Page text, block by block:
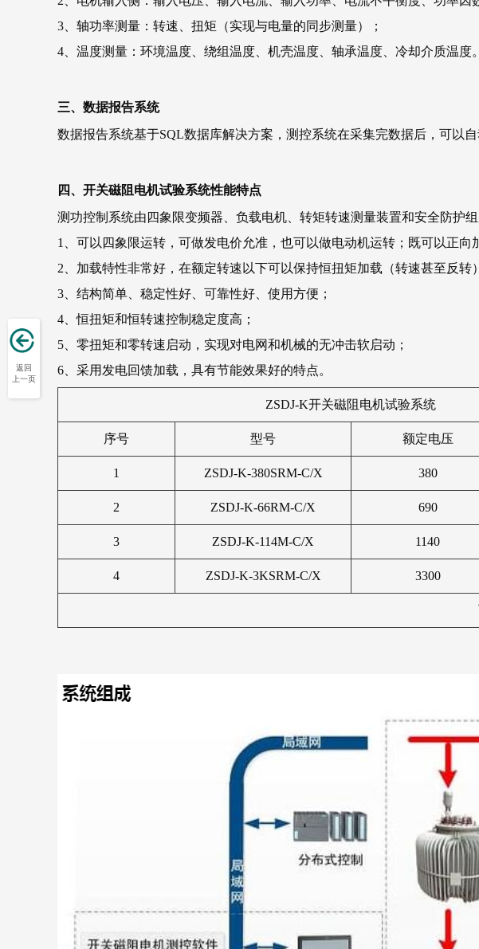
3、轴功率测量：转速、扭矩（实现与电量的同步测量）；
4、温度测量：环境温度、绕组温度、机壳温度、轴承温度、冷却介质温度。
三、数据报告系统
数据报告系统基于SQL数据库解决方案，测控系统在采集完数据后，可以
四、开关磁阻电机试验系统性能特点
测功控制系统由四象限变频器、负载电机、转矩转速测量装置和安全防护组
1、可以四象限运转，可做发电价允准，也可以做电动机运转；既可以正向
2、加载特性非常好，在额定转速以下可以保持恒扭矩加载（转速甚至反
3、结构简单、稳定性好、可靠性好、使用方便；
4、恒扭矩和恒转速控制稳定度高；
5、零扭矩和零转速启动，实现对电网和机械的无冲击软启动；
6、采用发电回馈加载，具有节能效果好的特点。
ZSDJ-K开关磁阻电机试验系统
序号 型号 额定电压
1 ZSDJ-K-380SRM-C/X 380
2 ZSDJ-K-66RM-C/X 690
3 ZSDJ-K-114M-C/X 1140
4 ZSDJ-K-3KSRM-C/X 3300
返回
上一页